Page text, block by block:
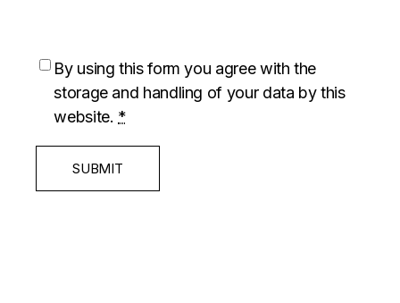
By using this form you agree with the
storage and handling of your data by this
website. *
SUBMIT